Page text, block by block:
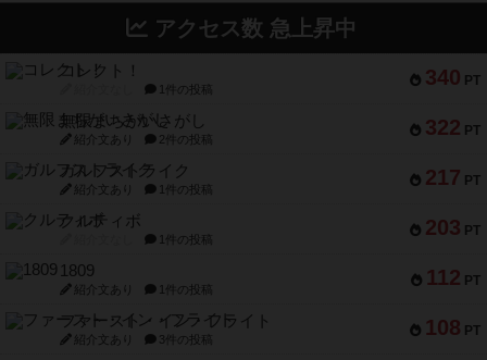
アクセス数 急上昇中
340 PT
コレクト！
1件の投稿
322 PT
無限まちがいさがし
紹介文あり 2件の投稿
217 PT
ガルフストライク
紹介文あり 1件の投稿
203 PT
クルティボ
1件の投稿
112 PT
1809
紹介文あり 1件の投稿
108 PT
ファースト・イン・フライト
紹介文あり 3件の投稿